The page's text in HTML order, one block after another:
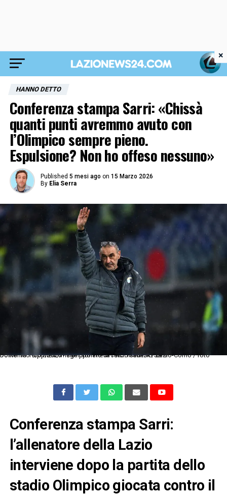
HANNO DETTO
Conferenza stampa Sarri: «Chissà
quanti punti avremmo avuto con
l’Olimpico sempre pieno.
Espulsione? Non ho offeso nessuno»
Published 5 mesi ago on 15 Marzo 2026
By Elia Serra
Dc Roma 19/01/2026 - campionato di calcio serie A / Lazio-Como / foto Domenico Cippitelli/Image Sport nella foto: Maurizio Sarri
Conferenza stampa Sarri:
l’allenatore della Lazio
interviene dopo la partita dello
stadio Olimpico giocata contro il
×